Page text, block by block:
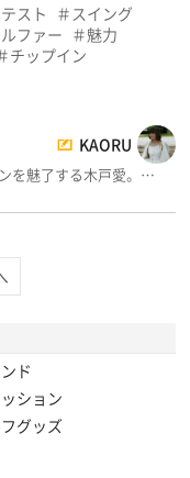
スト
スイング
ファー
魅力
チップイン
KAORU
を魅了する木戸愛。…
ド
ション
グッズ